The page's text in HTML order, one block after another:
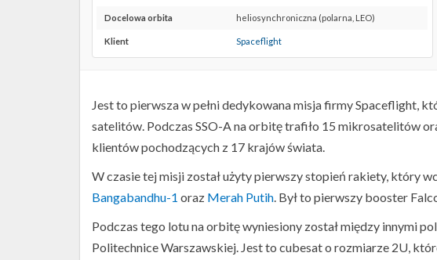
Docelowa orbita heliosynchroniczna (polarna, LEO)
Klient Spaceflight
Jest to pierwsza w pełni dedykowana misja firmy Spaceflight,
satelitów. Podczas SSO-A na orbitę trafiło 15 mikrosatelitów
klientów pochodzących z 17 krajów świata.
W czasie tej misji został użyty pierwszy stopień rakiety, który
Bangabandhu-1 oraz Merah Putih. Był to pierwszy booster
Podczas tego lotu na orbitę wyniesiony został między innymi
Politechnice Warszawskiej. Jest to cubesat o rozmiarze 2U,